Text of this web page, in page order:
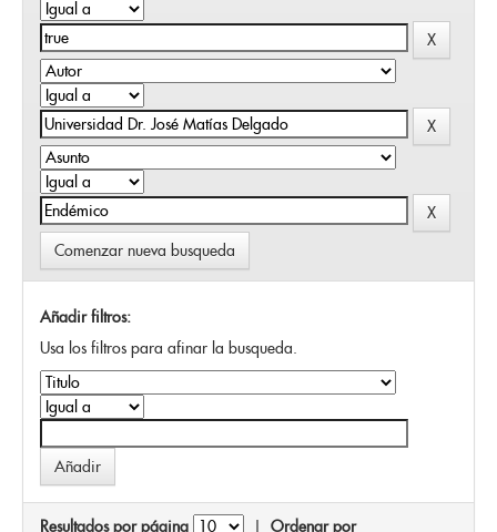
Comenzar nueva busqueda
Añadir filtros:
Usa los filtros para afinar la busqueda.
Resultados por página | Ordenar por